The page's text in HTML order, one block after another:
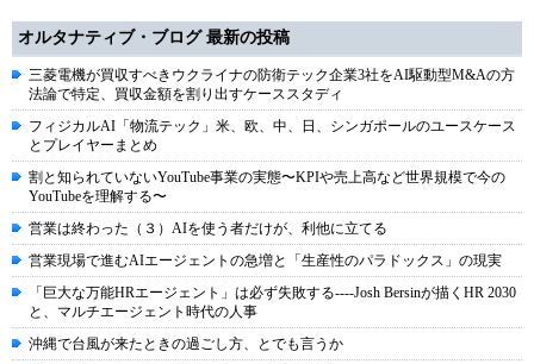
オルタナティブ・ブログ 最新の投稿
三菱電機が買収すべきウクライナの防衛テック企業3社をAI駆動型M&Aの方
法論で特定、買収金額を割り出すケーススタディ
フィジカルAI「物流テック」米、欧、中、日、シンガポールのユースケース
とプレイヤーまとめ
割と知られていないYouTube事業の実態〜KPIや売上高など世界規模で今の
YouTubeを理解する〜
営業は終わった（３）AIを使う者だけが、利他に立てる
営業現場で進むAIエージェントの急増と「生産性のパラドックス」の現実
「巨大な万能HRエージェント」は必ず失敗する----Josh Bersinが描くHR 2030
と、マルチエージェント時代の人事
沖縄で台風が来たときの過ごし方、とでも言うか